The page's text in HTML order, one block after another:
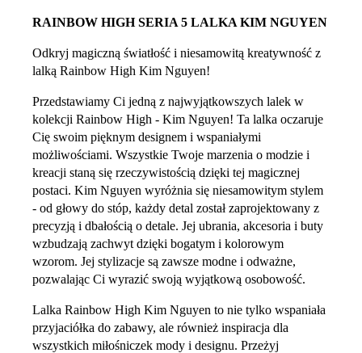
RAINBOW HIGH SERIA 5 LALKA KIM NGUYEN
Odkryj magiczną światłość i niesamowitą kreatywność z
lalką Rainbow High Kim Nguyen!
Przedstawiamy Ci jedną z najwyjątkowszych lalek w
kolekcji Rainbow High - Kim Nguyen! Ta lalka oczaruje
Cię swoim pięknym designem i wspaniałymi
możliwościami. Wszystkie Twoje marzenia o modzie i
kreacji staną się rzeczywistością dzięki tej magicznej
postaci. Kim Nguyen wyróżnia się niesamowitym stylem
- od głowy do stóp, każdy detal został zaprojektowany z
precyzją i dbałością o detale. Jej ubrania, akcesoria i buty
wzbudzają zachwyt dzięki bogatym i kolorowym
wzorom. Jej stylizacje są zawsze modne i odważne,
pozwalając Ci wyrazić swoją wyjątkową osobowość.
Lalka Rainbow High Kim Nguyen to nie tylko wspaniała
przyjaciółka do zabawy, ale również inspiracja dla
wszystkich miłośniczek mody i designu. Przeżyj